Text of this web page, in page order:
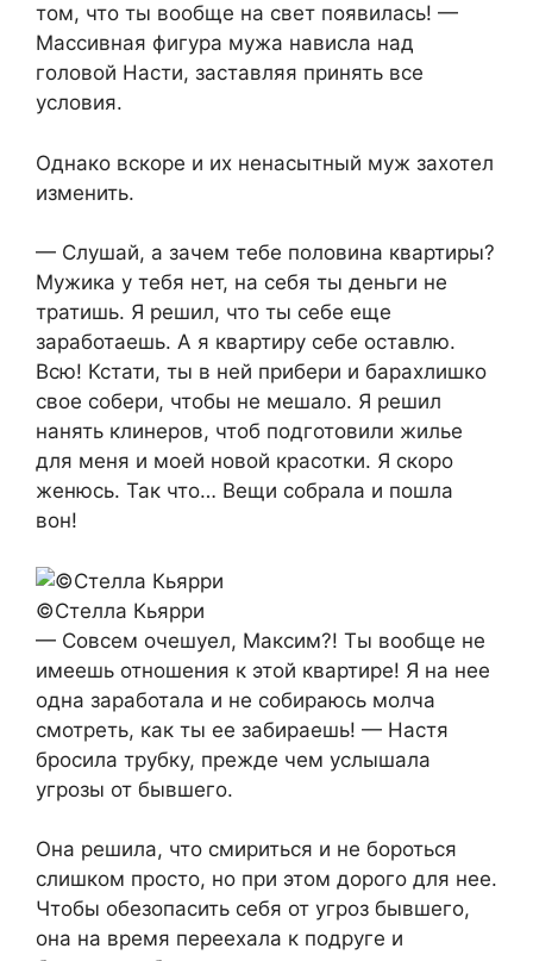
том, что ты вообще на свет появилась! —
Массивная фигура мужа нависла над
головой Насти, заставляя принять все
условия.
Однако вскоре и их ненасытный муж захотел
изменить.
— Слушай, а зачем тебе половина квартиры?
Мужика у тебя нет, на себя ты деньги не
тратишь. Я решил, что ты себе еще
заработаешь. А я квартиру себе оставлю.
Всю! Кстати, ты в ней прибери и барахлишко
свое собери, чтобы не мешало. Я решил
нанять клинеров, чтоб подготовили жилье
для меня и моей новой красотки. Я скоро
женюсь. Так что… Вещи собрала и пошла
вон!
©Стелла Кьярри
— Совсем очешуел, Максим?! Ты вообще не
имеешь отношения к этой квартире! Я на нее
одна заработала и не собираюсь молча
смотреть, как ты ее забираешь! — Настя
бросила трубку, прежде чем услышала
угрозы от бывшего.
Она решила, что смириться и не бороться
слишком просто, но при этом дорого для нее.
Чтобы обезопасить себя от угроз бывшего,
она на время переехала к подруге и